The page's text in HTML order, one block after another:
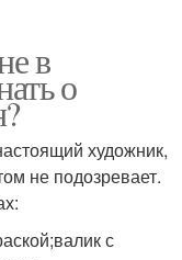
в
о
художник,
не подозревает.
с